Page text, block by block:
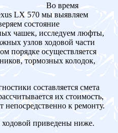
Во время
LX 570 мы выявляем
состояние
чашек, исследуем люфты,
узлов ходовой части
порядке осуществляется
тормозных колодок,
составляется смета
их стоимость,
непосредственно к ремонту.
приведены ниже.